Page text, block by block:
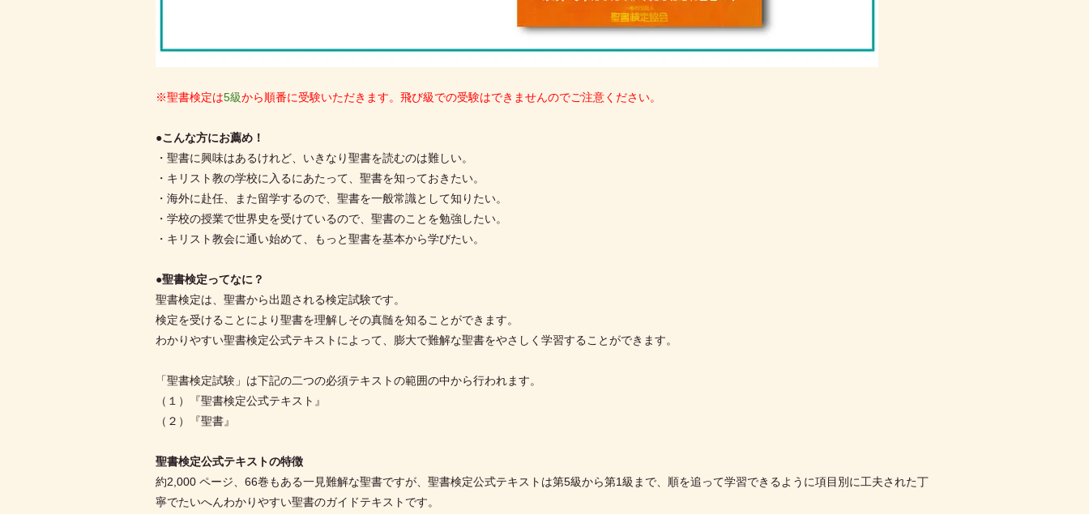
※聖書検定は5級から順番に受験いただきます。飛び級での受験はできませんのでご注意ください。
●こんな方にお薦め！
・聖書に興味はあるけれど、いきなり聖書を読むのは難しい。
・キリスト教の学校に入るにあたって、聖書を知っておきたい。
・海外に赴任、また留学するので、聖書を一般常識として知りたい。
・学校の授業で世界史を受けているので、聖書のことを勉強したい。
・キリスト教会に通い始めて、もっと聖書を基本から学びたい。
●聖書検定ってなに？
聖書検定は、聖書から出題される検定試験です。
検定を受けることにより聖書を理解しその真髄を知ることができます。
わかりやすい聖書検定公式テキストによって、膨大で難解な聖書をやさしく学習することができます。
「聖書検定試験」は下記の二つの必須テキストの範囲の中から行われます。
（１）『聖書検定公式テキスト』
（２）『聖書』
聖書検定公式テキストの特徴
約2,000 ページ、66巻もある一見難解な聖書ですが、聖書検定公式テキストは第5級から第1級まで、順を追って学習できるように項目別に工夫された丁
寧でたいへんわかりやすい聖書のガイドテキストです。